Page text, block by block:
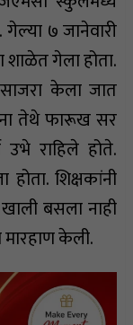
७ जानेवारी
शाळेत गेला होता.
केला जात
तेथे फारूख सर
उभे राहिले होते.
होता. शिक्षकांनी
बसला नाही
केली.